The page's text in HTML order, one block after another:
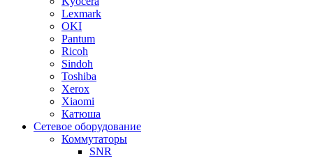
Lexmark
OKI
Pantum
Ricoh
Sindoh
Toshiba
Xerox
Xiaomi
Катюша
Сетевое оборудование
Коммутаторы
SNR